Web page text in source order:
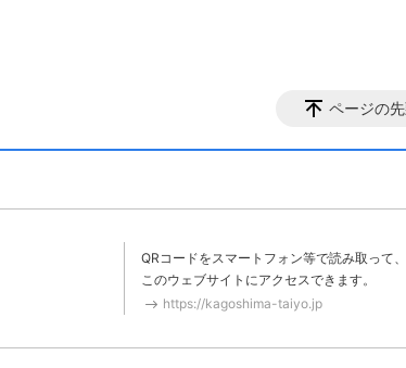
ページの
QRコードをスマートフォン等で読み取って、
このウェブサイトにアクセスできます。
https://kagoshima-taiyo.jp